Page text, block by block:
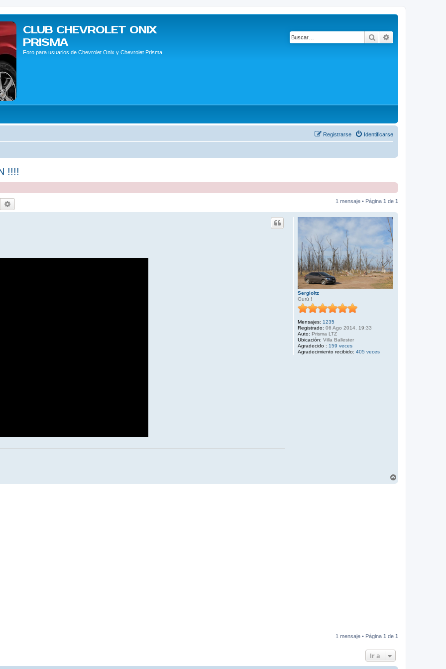
CLUB CHEVROLET ONIX
PRISMA
Foro para usuarios de Chevrolet Onix y Chevrolet Prisma
Buscar
Identificarse
Registrarse
!!!!
Buscar 1 mensaje • Página 1 de 1
Sergioltz
Gurú !
Mensajes: 1235
Registrado: 06 Ago 2014, 19:33
Auto: Prisma LTZ
Ubicación: Villa Ballester
Agradecido : 159 veces
Agradecimiento recibido: 405 veces
1 mensaje • Página 1 de 1
Ir a